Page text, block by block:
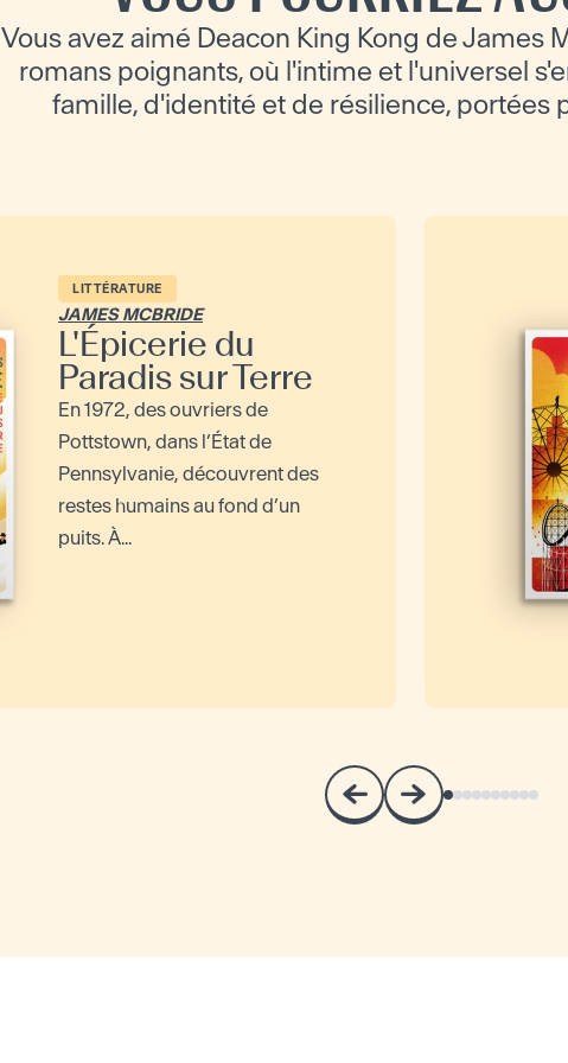
Vous avez aimé Deacon King Kong de James
romans poignants, où l'intime et l'universel
famille, d'identité et de résilience, portées
LITTÉRATURE
JAMES MCBRIDE
L'Épicerie du
Paradis sur Terre
En 1972, des ouvriers de
Pottstown, dans l’État de
Pennsylvanie, découvrent des
restes humains au fond d’un
puits. À...